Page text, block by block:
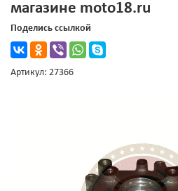
магазине moto18.ru
Поделись ссылкой
Артикул: 27366